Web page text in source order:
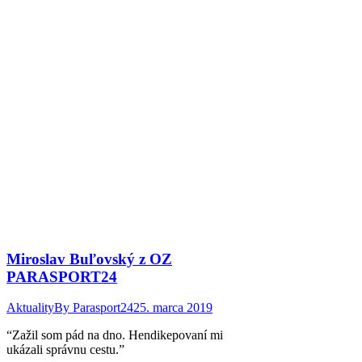
Miroslav Buľovský z OZ
PARASPORT24
AktualityBy Parasport2425. marca 2019
“Zažil som pád na dno. Hendikepovaní mi
ukázali správnu cestu.”